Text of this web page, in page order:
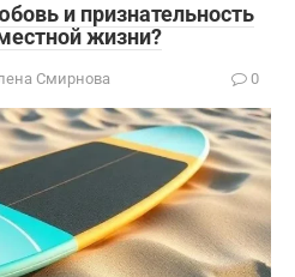
и признательность
жизни?
Смирнова 0